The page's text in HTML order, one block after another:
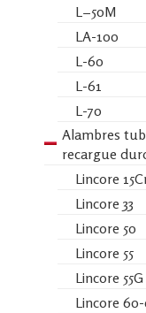
L−50M
LA-100
L-60
L-61
L-70
Alambres
recargue
Lincore
Lincore 33
Lincore 50
Lincore 55
Lincore 55G
Lincore